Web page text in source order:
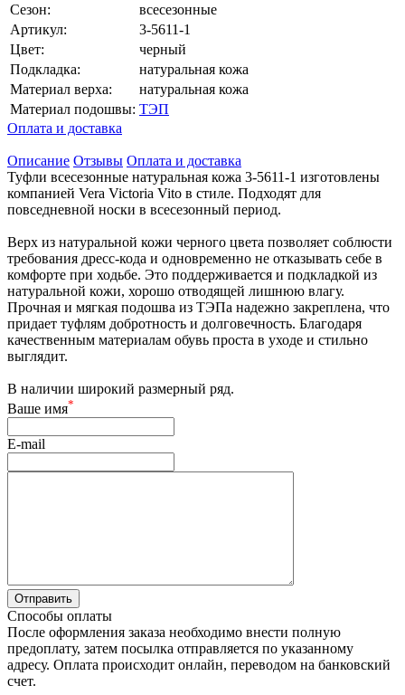
Сезон:
всесезонные
Артикул:
3-5611-1
Цвет:
черный
Подкладка:
натуральная кожа
Материал верха:
натуральная кожа
Материал подошвы: ТЭП
Оплата и доставка
Описание Отзывы Оплата и доставка
Туфли всесезонные натуральная кожа 3-5611-1 изготовлены
компанией Vera Victoria Vito в стиле. Подходят для
повседневной носки в всесезонный период.
Верх из натуральной кожи черного цвета позволяет соблюсти
требования дресс-кода и одновременно не отказывать себе в
комфорте при ходьбе. Это поддерживается и подкладкой из
натуральной кожи, хорошо отводящей лишнюю влагу.
Прочная и мягкая подошва из ТЭПа надежно закреплена, что
придает туфлям добротность и долговечность. Благодаря
качественным материалам обувь проста в уходе и стильно
выглядит.
В наличии широкий размерный ряд.
Ваше имя*
E-mail
Способы оплаты
После оформления заказа необходимо внести полную
предоплату, затем посылка отправляется по указанному
адресу. Оплата происходит онлайн, переводом на банковский
счет.